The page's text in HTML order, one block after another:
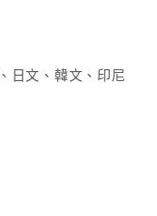
日文、韓文、印尼